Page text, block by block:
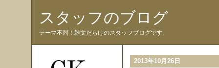
スタッフのブログ
テーマ不問！雑文だらけのスタッフブログです。
2013年10月26日